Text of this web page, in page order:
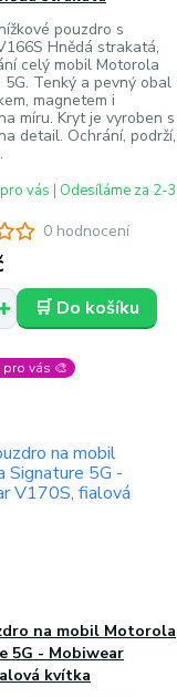
0 hodnocení
pouzdro s
Hnědá strakatá,
celý mobil Motorola
Tenký a pevný obal
magnetem i
míru. Kryt je vyroben s
detail. Ochrání, podrží,
vás | Odesíláme za 2-3
🛒 Do košíku
vás 🎨
na mobil Motorola
5G - Mobiwear
kvítka